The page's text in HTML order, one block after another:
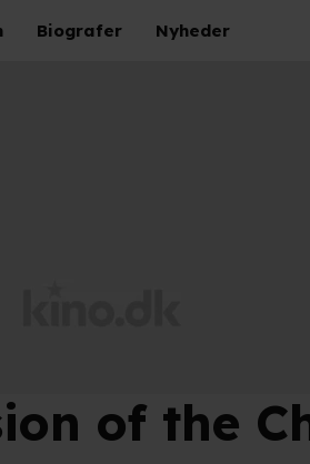
Biografer Nyheder
of the